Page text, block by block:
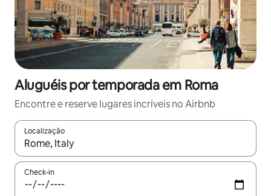
Aluguéis por temporada em Roma
Encontre e reserve lugares incríveis no Airbnb
Localização
Quando os resultados estiverem disponíveis, explore-os
Check-in